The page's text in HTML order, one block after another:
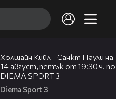
Холщайн Кийл - Санкт Паули на
14 август, петък от 19:30 ч. по
DIEMA SPORT 3
Diema Sport 3